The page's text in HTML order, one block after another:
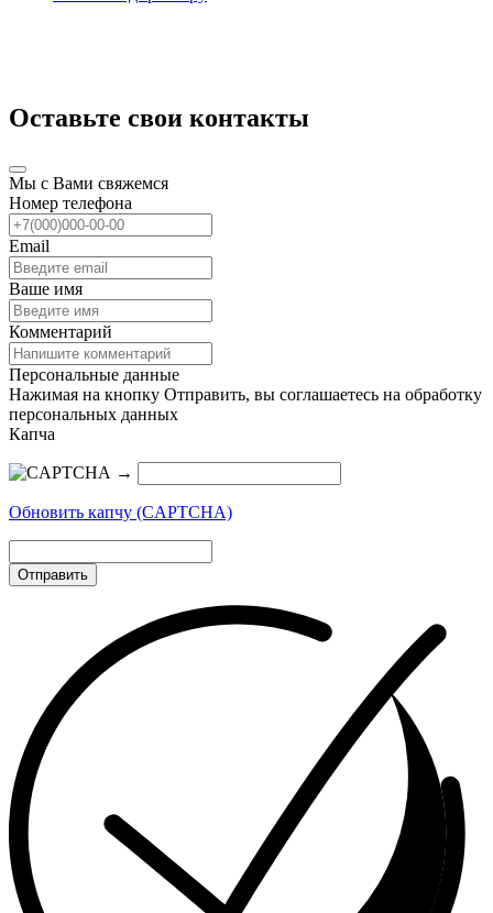
Оставьте свои контакты
Мы с Вами свяжемся
Номер телефона
Email
Ваше имя
Комментарий
Персональные данные
Нажимая на кнопку Отправить, вы соглашаетесь на обработку
персональных данных
Капча
→
Обновить капчу (CAPTCHA)
Отправить